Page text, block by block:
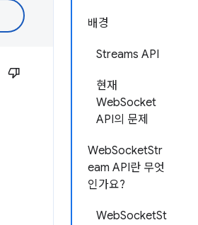
배경
Streams API
현재
WebSocket
API의 문제
WebSocketStr
eam API란 무엇
인가요?
WebSocketSt